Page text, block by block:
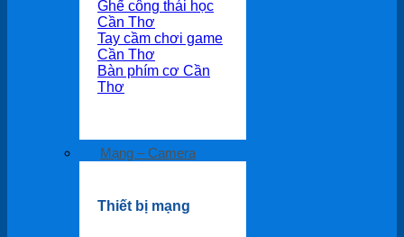
Ghế công thái học
Cần Thơ
Tay cầm chơi game
Cần Thơ
Bàn phím cơ Cần
Thơ
Mạng – Camera
Thiết bị mạng